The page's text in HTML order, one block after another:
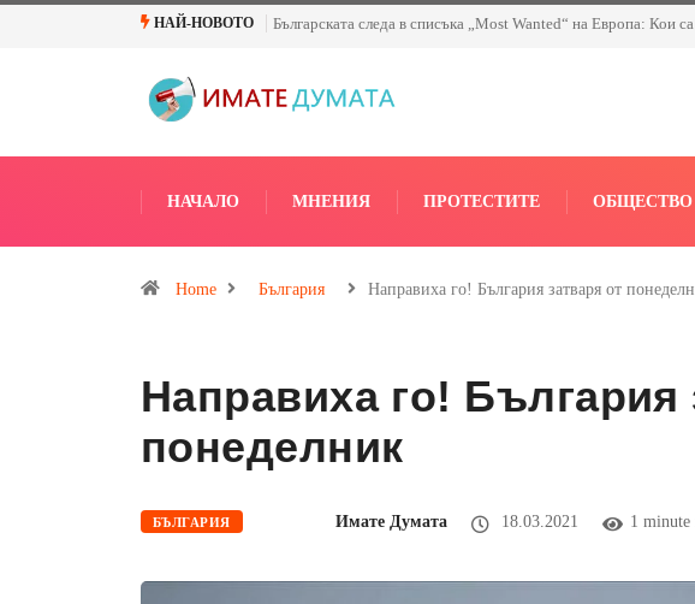
НАЙ-НОВОТО Българската следа в списъка „Most Wanted“ на Европа: Кои
НАЧАЛО МНЕНИЯ ПРОТЕСТИТЕ ОБЩЕСТВО
Home България Направиха го! България затваря от
Направиха го! България
понеделник
БЪЛГАРИЯ Имате Думата 18.03.2021 1 minute